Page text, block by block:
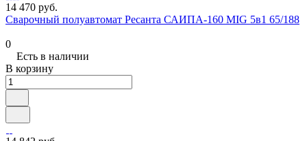
14 470 руб.
Сварочный полуавтомат Ресанта САИПА-160 MIG 5в1 65/188
0
Есть в наличии
В корзину